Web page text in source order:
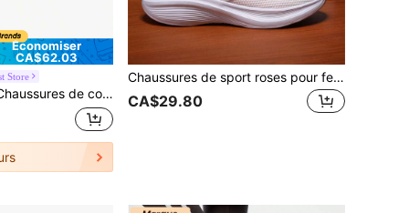
Économiser
CA$62.03
Store
VAPORPLUS, Baskets pour déplacement, course sur route 150224
Chaussures de sport roses pour femmes, dessus en tricot, semelle souple et respirante, légères, confortables pour le voyage, la course, l'entraînement, la gym, le tennis
CA$29.80